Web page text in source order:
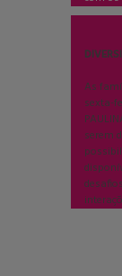
As
sexta-
serem